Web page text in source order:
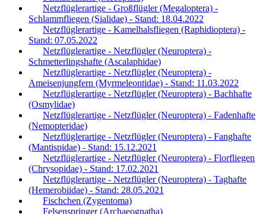
Netzflüglerartige - Großflügler (Megaloptera) -
Schlammfliegen (Sialidae) - Stand: 18.04.2022
Netzflüglerartige - Kamelhalsfliegen (Raphidioptera) -
Stand: 07.05.2022
Netzflüglerartige - Netzflügler (Neuroptera) -
Schmetterlingshafte (Ascalaphidae)
Netzflüglerartige - Netzflügler (Neuroptera) -
Ameisenjungfern (Myrmeleontidae) - Stand: 11.03.2022
Netzflüglerartige - Netzflügler (Neuroptera) - Bachhafte
(Osmylidae)
Netzflüglerartige - Netzflügler (Neuroptera) - Fadenhafte
(Nemopteridae)
Netzflüglerartige - Netzflügler (Neuroptera) - Fanghafte
(Mantispidae) - Stand: 15.12.2021
Netzflüglerartige - Netzflügler (Neuroptera) - Florfliegen
(Chrysopidae) - Stand: 17.02.2021
Netzflüglerartige - Netzflügler (Neuroptera) - Taghafte
(Hemerobiidae) - Stand: 28.05.2021
Fischchen (Zygentoma)
Felsenspringer (Archaeognatha)